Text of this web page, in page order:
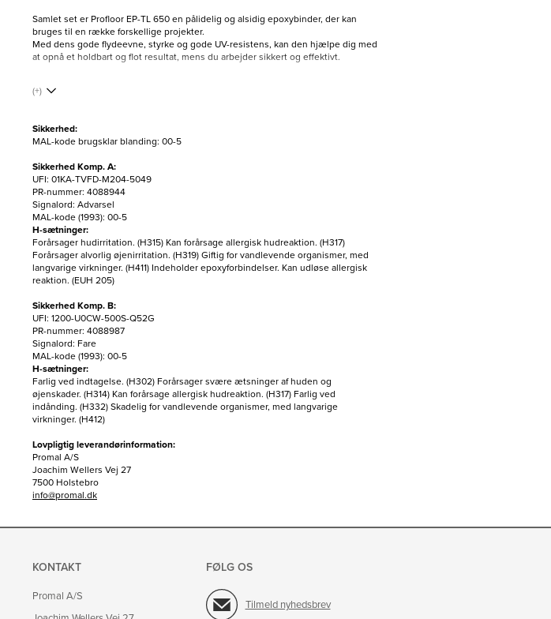
Samlet set er Profloor EP-TL 650 en pålidelig og alsidig epoxybinder, der kan
bruges til en række forskellige projekter.
Med dens gode flydeevne, styrke og gode UV-resistens, kan den hjælpe dig med
at opnå et holdbart og flot resultat, mens du arbejder sikkert og effektivt.
(+)
Sikkerhed:
MAL-kode brugsklar blanding: 00-5
Sikkerhed Komp. A:
UFI: 01KA-TVFD-M204-5049
PR-nummer: 4088944
Signalord: Advarsel
MAL-kode (1993): 00-5
H-sætninger:
Forårsager hudirritation. (H315) Kan forårsage allergisk hudreaktion. (H317)
Forårsager alvorlig øjenirritation. (H319) Giftig for vandlevende organismer, med
langvarige virkninger. (H411) Indeholder epoxyforbindelser. Kan udløse allergisk
reaktion. (EUH 205)
Sikkerhed Komp. B:
UFI: 1200-U0CW-500S-Q52G
PR-nummer: 4088987
Signalord: Fare
MAL-kode (1993): 00-5
H-sætninger:
Farlig ved indtagelse. (H302) Forårsager svære ætsninger af huden og
øjenskader. (H314) Kan forårsage allergisk hudreaktion. (H317) Farlig ved
indånding. (H332) Skadelig for vandlevende organismer, med langvarige
virkninger. (H412)
Lovpligtig leverandørinformation:
Promal A/S
Joachim Wellers Vej 27
7500 Holstebro
info@promal.dk
KONTAKT
Promal A/S
FØLG OS
Tilmeld nyhedsbrev